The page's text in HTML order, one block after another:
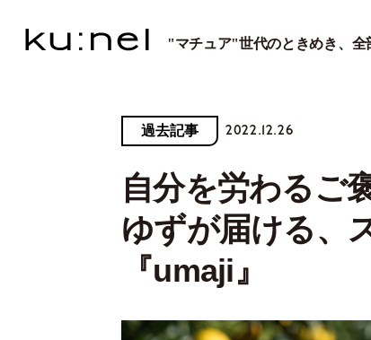
"マチュア"世代のときめき、全
過去記事 2022.12.26
自分を労わるご
ゆずが届ける、
『umaji』